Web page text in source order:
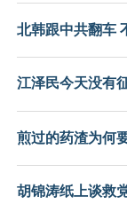
北韩跟中共翻车
江泽民今天没有
煎过的药渣为何
胡锦涛纸上谈救